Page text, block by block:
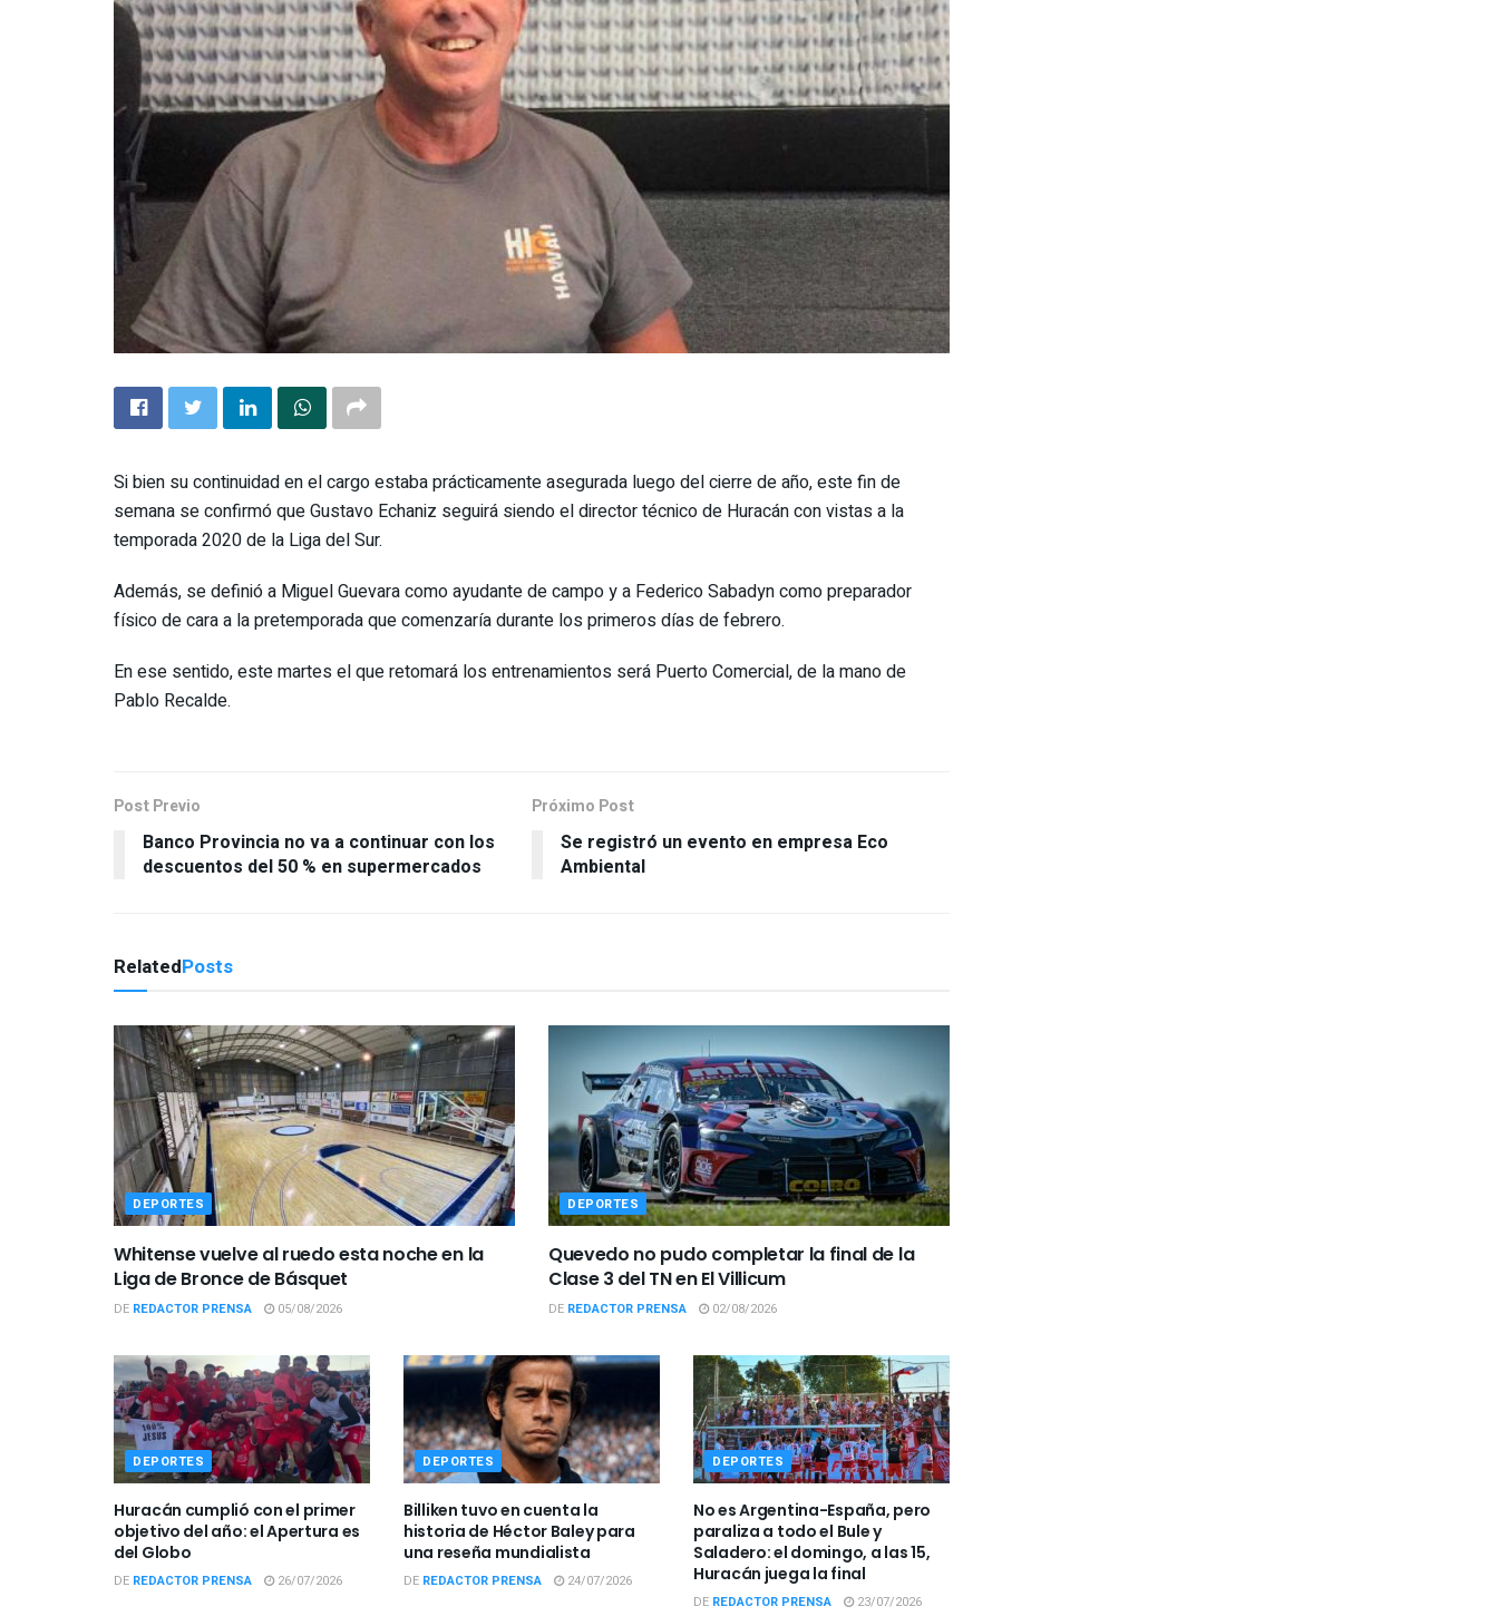
Si bien su continuidad en el cargo estaba prácticamente asegurada luego del cierre de año, este fin de
semana se confirmó que Gustavo Echaniz seguirá siendo el director técnico de Huracán con vistas a la
temporada 2020 de la Liga del Sur.
Además, se definió a Miguel Guevara como ayudante de campo y a Federico Sabadyn como preparador
físico de cara a la pretemporada que comenzaría durante los primeros días de febrero.
En ese sentido, este martes el que retomará los entrenamientos será Puerto Comercial, de la mano de
Pablo Recalde.
Post Previo
Banco Provincia no va a continuar con los
descuentos del 50 % en supermercados
Próximo Post
Se registró un evento en empresa Eco
Ambiental
RelatedPosts
DEPORTES
Whitense vuelve al ruedo esta noche en la
Liga de Bronce de Básquet
DE REDACTOR PRENSA 05/08/2026
DEPORTES
Quevedo no pudo completar la final de la
Clase 3 del TN en El Villicum
DE REDACTOR PRENSA 02/08/2026
DEPORTES
Huracán cumplió con el primer
objetivo del año: el Apertura es
del Globo
DE REDACTOR PRENSA 26/07/2026
DEPORTES
Billiken tuvo en cuenta la
historia de Héctor Baley para
una reseña mundialista
DE REDACTOR PRENSA 24/07/2026
DEPORTES
No es Argentina-España, pero
paraliza a todo el Bule y
Saladero: el domingo, a las 15,
Huracán juega la final
DE REDACTOR PRENSA 23/07/2026